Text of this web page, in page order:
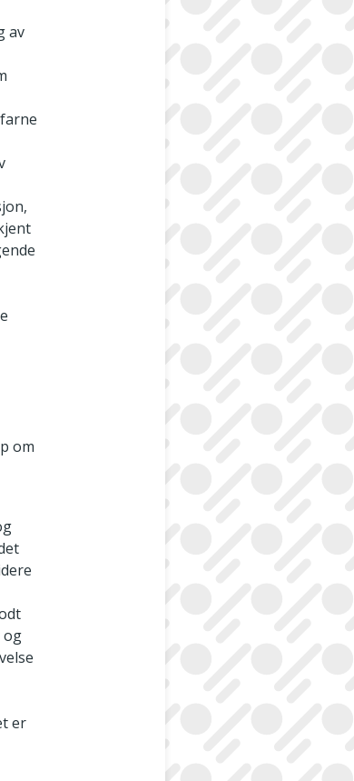
av
om
og
er